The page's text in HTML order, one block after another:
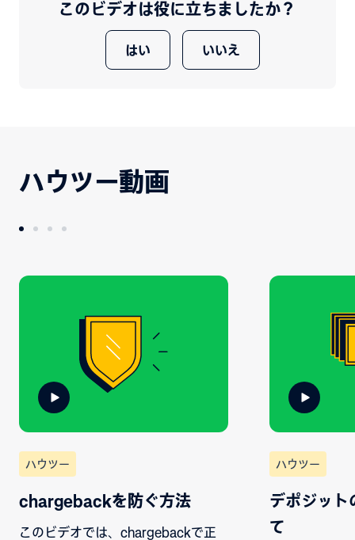
このビデオは役に立ちましたか？
はい いいえ
ハウツー動画
ハウツー
chargebackを防ぐ方法
このビデオでは、chargebackで正
ハウツー
デポジット
て